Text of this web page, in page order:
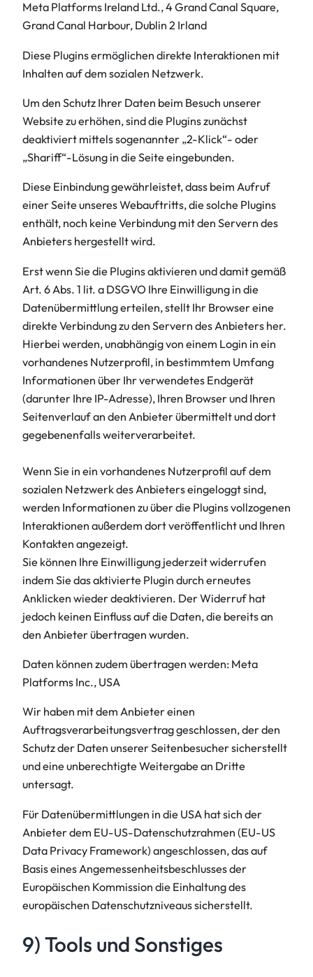
Meta Platforms Ireland Ltd., 4 Grand Canal Square,
Grand Canal Harbour, Dublin 2 Irland
Diese Plugins ermöglichen direkte Interaktionen mit
Inhalten auf dem sozialen Netzwerk.
Um den Schutz Ihrer Daten beim Besuch unserer
Website zu erhöhen, sind die Plugins zunächst
deaktiviert mittels sogenannter „2-Klick“- oder
„Shariff“-Lösung in die Seite eingebunden.
Diese Einbindung gewährleistet, dass beim Aufruf
einer Seite unseres Webauftritts, die solche Plugins
enthält, noch keine Verbindung mit den Servern des
Anbieters hergestellt wird.
Erst wenn Sie die Plugins aktivieren und damit gemäß
Art. 6 Abs. 1 lit. a DSGVO Ihre Einwilligung in die
Datenübermittlung erteilen, stellt Ihr Browser eine
direkte Verbindung zu den Servern des Anbieters her.
Hierbei werden, unabhängig von einem Login in ein
vorhandenes Nutzerprofil, in bestimmtem Umfang
Informationen über Ihr verwendetes Endgerät
(darunter Ihre IP-Adresse), Ihren Browser und Ihren
Seitenverlauf an den Anbieter übermittelt und dort
gegebenenfalls weiterverarbeitet.
Wenn Sie in ein vorhandenes Nutzerprofil auf dem
sozialen Netzwerk des Anbieters eingeloggt sind,
werden Informationen zu über die Plugins vollzogenen
Interaktionen außerdem dort veröffentlicht und Ihren
Kontakten angezeigt.
Sie können Ihre Einwilligung jederzeit widerrufen
indem Sie das aktivierte Plugin durch erneutes
Anklicken wieder deaktivieren. Der Widerruf hat
jedoch keinen Einfluss auf die Daten, die bereits an
den Anbieter übertragen wurden.
Daten können zudem übertragen werden: Meta
Platforms Inc., USA
Wir haben mit dem Anbieter einen
Auftragsverarbeitungsvertrag geschlossen, der den
Schutz der Daten unserer Seitenbesucher sicherstellt
und eine unberechtigte Weitergabe an Dritte
untersagt.
Für Datenübermittlungen in die USA hat sich der
Anbieter dem EU-US-Datenschutzrahmen (EU-US
Data Privacy Framework) angeschlossen, das auf
Basis eines Angemessenheitsbeschlusses der
Europäischen Kommission die Einhaltung des
europäischen Datenschutzniveaus sicherstellt.
9) Tools und Sonstiges